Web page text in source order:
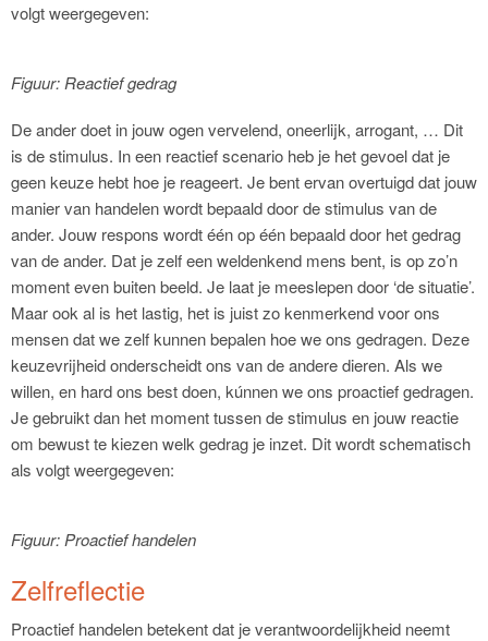
volgt weergegeven:
Figuur: Reactief gedrag
De ander doet in jouw ogen vervelend, oneerlijk, arrogant, … Dit
is de stimulus. In een reactief scenario heb je het gevoel dat je
geen keuze hebt hoe je reageert. Je bent ervan overtuigd dat jouw
manier van handelen wordt bepaald door de stimulus van de
ander. Jouw respons wordt één op één bepaald door het gedrag
van de ander. Dat je zelf een weldenkend mens bent, is op zo’n
moment even buiten beeld. Je laat je meeslepen door ‘de situatie’.
Maar ook al is het lastig, het is juist zo kenmerkend voor ons
mensen dat we zelf kunnen bepalen hoe we ons gedragen. Deze
keuzevrijheid onderscheidt ons van de andere dieren. Als we
willen, en hard ons best doen, kúnnen we ons proactief gedragen.
Je gebruikt dan het moment tussen de stimulus en jouw reactie
om bewust te kiezen welk gedrag je inzet. Dit wordt schematisch
als volgt weergegeven:
Figuur: Proactief handelen
Zelfreflectie
Proactief handelen betekent dat je verantwoordelijkheid neemt